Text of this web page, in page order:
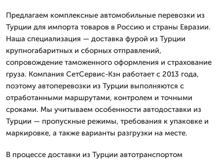
Предлагаем комплексные автомобильные перевозки из
Турции для импорта товаров в Россию и страны Евразии.
Наша специализация — доставка фурой из Турции
крупногабаритных и сборных отправлений,
сопровождение таможенного оформления и страхование
груза. Компания СетСервис-Кзн работает с 2013 года,
поэтому автоперевозки из Турции выполняются с
отработанными маршрутами, контролем и точными
сроками. Мы учитываем особенности автодоставки из
Турции — пропускные режимы, требования к упаковке и
маркировке, а также варианты разгрузки на месте.
В процессе доставки из Турции автотранспортом